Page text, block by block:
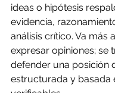
ideas o hipótesis
evidencia,
análisis crítico. Va más
expresar opiniones; se
defender una posición
estructurada y basada